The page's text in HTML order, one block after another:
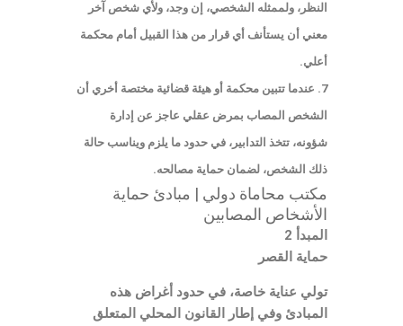
النظر، ولممثله الشخصي، إن وجد، ولأي شخص آخر
معني أن يستأنف أي قرار من هذا القبيل أمام محكمة
أعلي.
7. عندما تتبين محكمة أو هيئة قضائية مختصة أخري أن
الشخص المصاب بمرض عقلي عاجز عن إدارة
شؤونه، تتخذ التدابير، في حدود ما يلزم ويناسب حالة
ذلك الشخص، لضمان حماية مصالحه.
مكتب محاماة دولي | مبادئ حماية
الأشخاص المصابين
المبدأ 2
حماية القصر
تولي عناية خاصة، في حدود أغراض هذه
المبادئ وفي إطار القانون المحلي المتعلق